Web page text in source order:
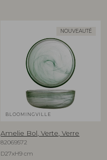
NOUVEAUTÉ
BLOOMINGVILLE
Amelie Bol, Verte, Verre
82069572
D27xH9 cm